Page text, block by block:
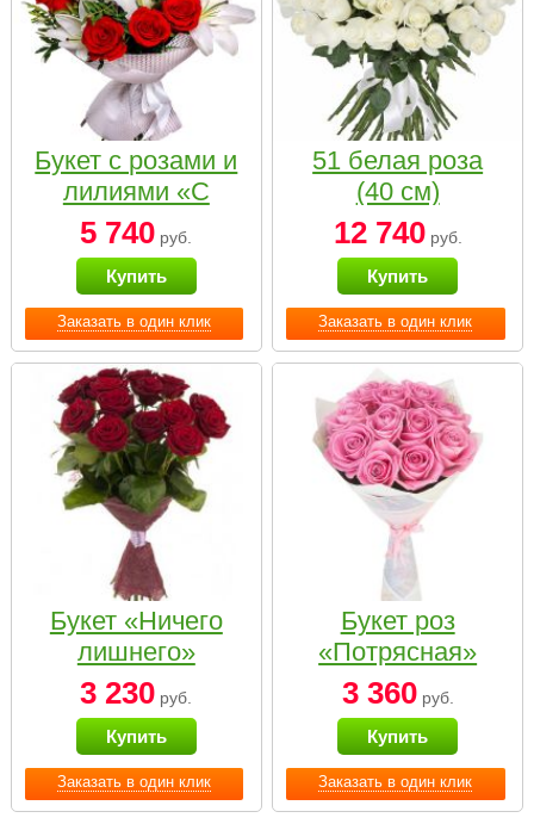
Заказать в один клик
Букет с розами и
лилиями «С
наилучшими
пожеланиями»
5 740 руб.
Купить
Заказать в один клик
51 белая роза
(40 см)
12 740руб.
Купить
Заказать в один клик
Букет «Ничего
лишнего»
3 230 руб.
Купить
Заказать в один клик
Букет роз
«Потрясная»
3 360руб.
Купить